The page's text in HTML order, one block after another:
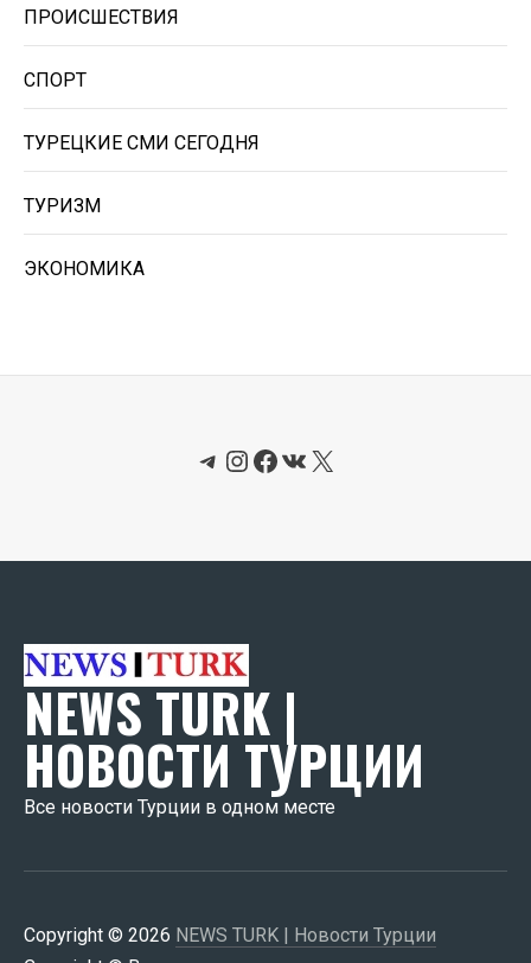
ПРОИСШЕСТВИЯ
СПОРТ
ТУРЕЦКИЕ СМИ СЕГОДНЯ
ТУРИЗМ
ЭКОНОМИКА
Telegram
Instagram
Facebook
ВКонтакте
X
NEWS TURK |
НОВОСТИ ТУРЦИИ
Все новости Турции в одном месте
Copyright © 2026 NEWS TURK | Новости Турции